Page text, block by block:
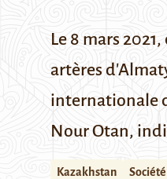
Le 8 mars
artères
internationale
Nour Otan,
Kazakhstan